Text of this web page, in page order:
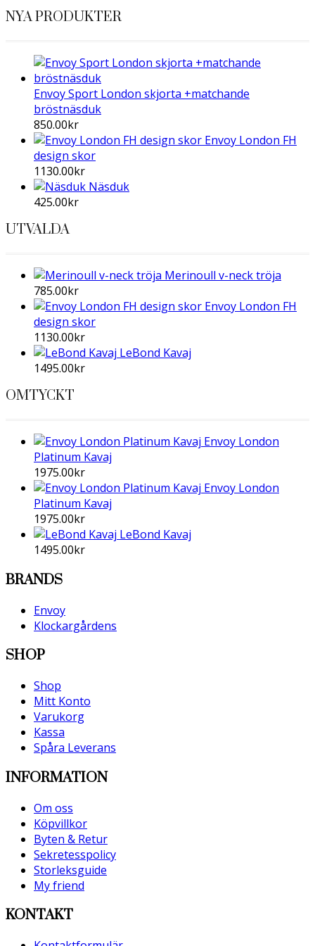
NYA PRODUKTER
Envoy Sport London skjorta +matchande
bröstnäsduk
850.00kr
Envoy London FH
design skor
1130.00kr
Näsduk
425.00kr
UTVALDA
Merinoull v-neck tröja
785.00kr
Envoy London FH
design skor
1130.00kr
LeBond Kavaj
1495.00kr
OMTYCKT
Envoy London
Platinum Kavaj
1975.00kr
Envoy London
Platinum Kavaj
1975.00kr
LeBond Kavaj
1495.00kr
BRANDS
Envoy
Klockargårdens
SHOP
Shop
Mitt Konto
Varukorg
Kassa
Spåra Leverans
INFORMATION
Om oss
Köpvillkor
Byten & Retur
Sekretesspolicy
Storleksguide
My friend
KONTAKT